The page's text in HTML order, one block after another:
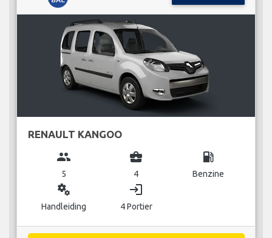
RENAULT KANGOO
group
5
business_center
4
local_gas_station
Benzine
miscellaneous_services
Handleiding
login
4 Portier